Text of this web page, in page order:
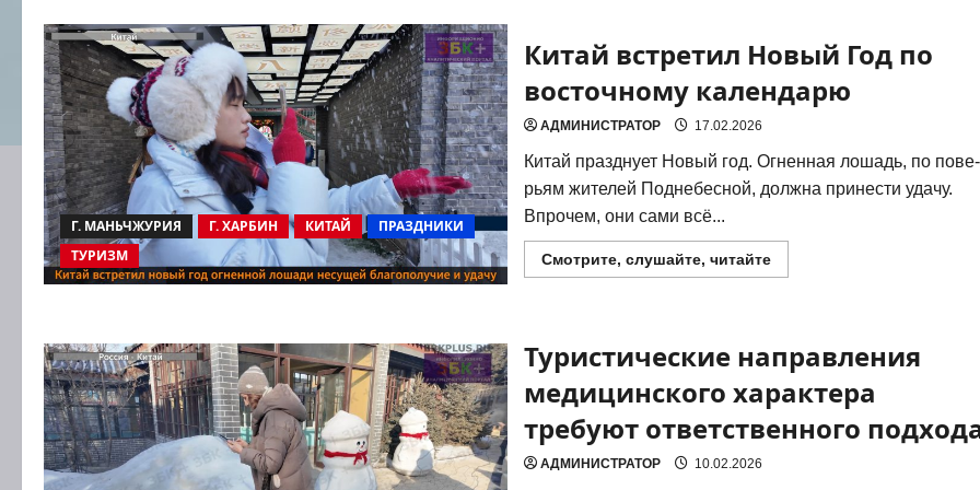
пассажирского
поезда
Маньчжурия
Г. МАНЬЧЖУРИЯ Г. ХАРБИН КИТАЙ
ПРАЗДНИКИ
ТУРИЗМ
Китай встретил Новый Год по
восточному календарю
АДМИНИСТРАТОР 17.02.2026
Китай празд­ну­ет Новый год. Огнен­ная лошадь, по пове­
рьям жите­лей Под­не­бес­ной, долж­на при­не­сти уда­чу.
Впро­чем, они сами всё...
Смотрите, слушайте, читайтеПрочитать
больше
Год
по
календарю
Туристические направления
медицинского характера
требуют ответственного
АДМИНИСТРАТОР 10.02.2026